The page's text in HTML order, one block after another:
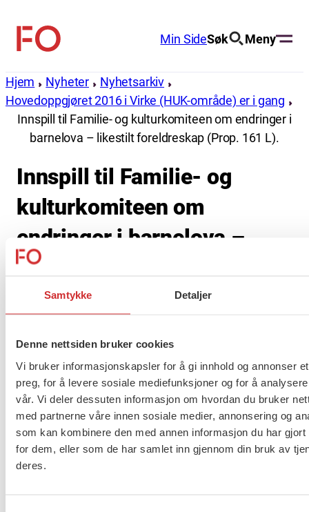
Samtykke Detaljer
Denne nettsiden bruker cookies
Vi bruker informasjonskapsler for å gi innhold og annonser
preg, for å levere sosiale mediefunksjoner og for å
vår. Vi deler dessuten informasjon om hvordan du bruker
med partnerne våre innen sosiale medier, annonsering og
som kan kombinere den med annen informasjon du har gjort
for dem, eller som de har samlet inn gjennom din bruk av
deres.
innhold
FO
Min SideSøk Meny
Hjem Nyheter
Nyhetsarkiv
Hovedoppgjøret 2016 i Virke (HUK-område) er i gang
Innspill til Familie- og kulturkomiteen om endringer i
barnelova – likestilt foreldreskap (Prop. 161 L).
Innspill til Familie- og
kulturkomiteen om
endringer i barnelova –
likestilt foreldreskap (Prop.
161 L).
Publisert 10 januar, 2017
Innspillet finner du her
About us (English)
FO (Fellesorganisasjonen)